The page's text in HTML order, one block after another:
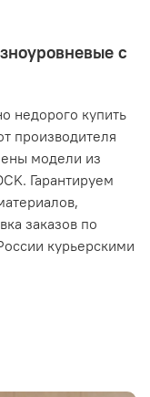
с
недорого купить
производителя
модели из
Гарантируем
заказов по
курьерскими